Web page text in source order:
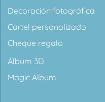
Decoración fotográfica
Cartel personalizado
Cheque regalo
Álbum 3D
Magic Album